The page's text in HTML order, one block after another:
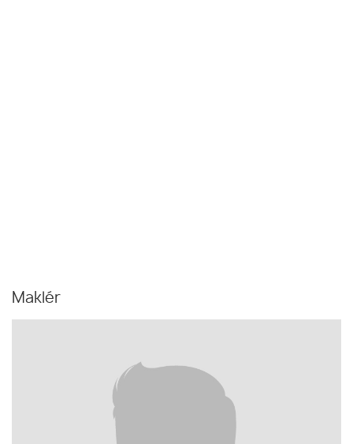
Maklér